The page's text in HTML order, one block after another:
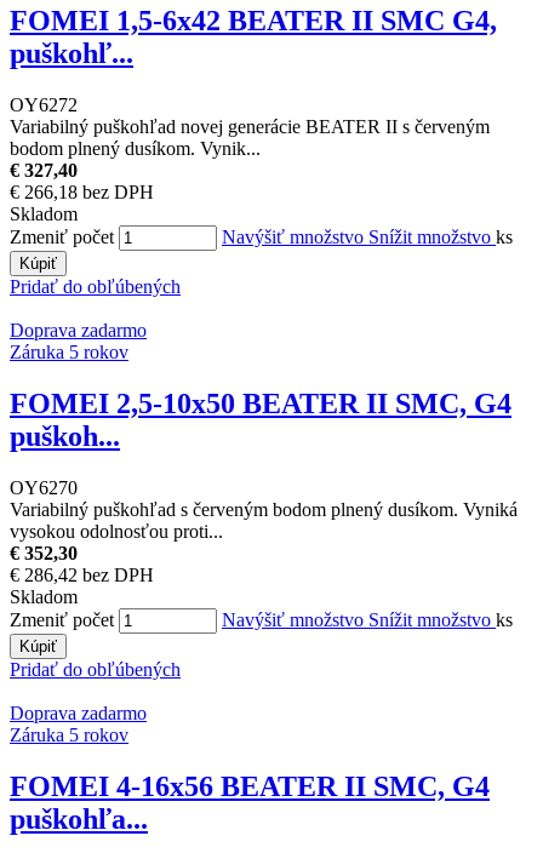
FOMEI 1,5-6x42 BEATER II SMC G4,
puškohľ...
OY6272
Variabilný puškohľad novej generácie BEATER II s červeným
bodom plnený dusíkom. Vynik...
€ 327,40
€ 266,18 bez DPH
Skladom
Zmeniť počet
Navýšiť množstvo Snížit množstvo ks
Kúpiť
Pridať do obľúbených
Doprava zadarmo
Záruka 5 rokov
FOMEI 2,5-10x50 BEATER II SMC, G4
puškoh...
OY6270
Variabilný puškohľad s červeným bodom plnený dusíkom. Vyniká
vysokou odolnosťou proti...
€ 352,30
€ 286,42 bez DPH
Skladom
Zmeniť počet
Navýšiť množstvo Snížit množstvo ks
Kúpiť
Pridať do obľúbených
Doprava zadarmo
Záruka 5 rokov
FOMEI 4-16x56 BEATER II SMC, G4
puškohľa...